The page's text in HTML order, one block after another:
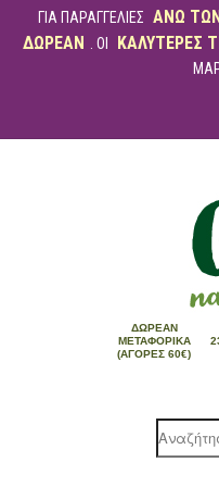
ΓΙΑ ΠΑΡΑΓΓΕΛΙΕΣ ΑΝΩ
ΔΩΡΕΑΝ . ΟΙ ΚΑΛΥΤΕΡΕΣ
ΔΩΡΕΆΝ
ΜΕΤΑΦΟΡΙΚΆ
(ΑΓΟΡΈΣ 60€)
Products